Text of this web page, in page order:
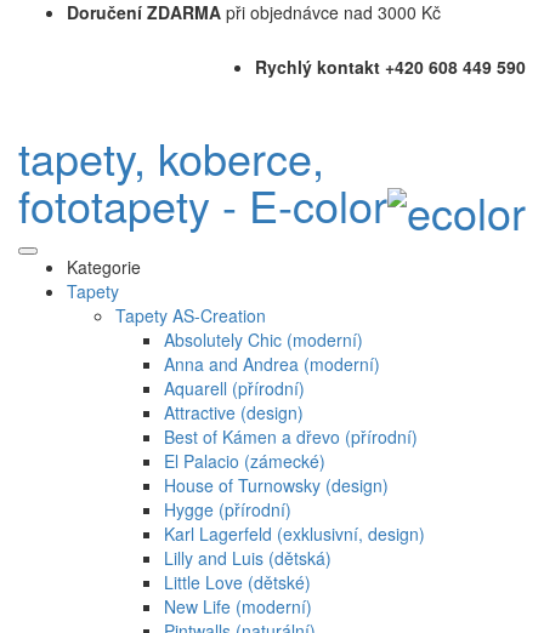
Doručení ZDARMA při objednávce nad 3000 Kč
Rychlý kontakt +420 608 449 590
tapety, koberce,
fototapety - E-color
Kategorie
Tapety
Tapety AS-Creation
Absolutely Chic (moderní)
Anna and Andrea (moderní)
Aquarell (přírodní)
Attractive (design)
Best of Kámen a dřevo (přírodní)
El Palacio (zámecké)
House of Turnowsky (design)
Hygge (přírodní)
Karl Lagerfeld (exklusivní, design)
Lilly and Luis (dětská)
Little Love (dětské)
New Life (moderní)